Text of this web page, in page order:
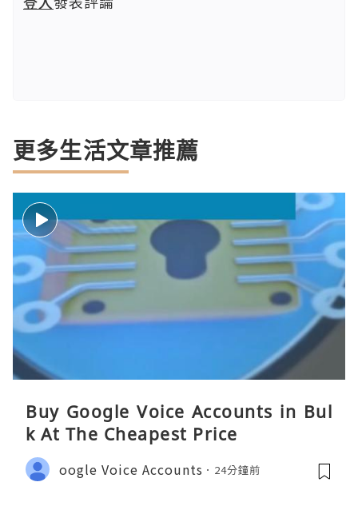
更多生活文章推薦
Buy Google Voice Accounts in Bul
k At The Cheapest Price
oogle Voice Accounts 24分鐘前